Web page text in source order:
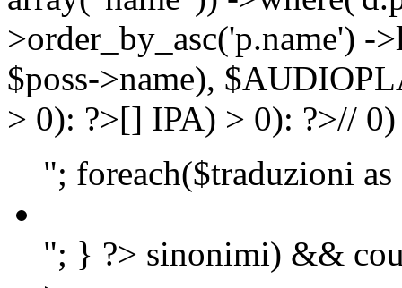
>order_by_asc('p.name')
$poss->name),
> 0): ?>[] IPA) > 0): ?>//
"; foreach($traduzioni
"; } ?> sinonimi) &&